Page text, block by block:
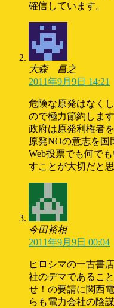
確信しています。
大森 昌之
2011年9月9日 14:21
危険な原発はなく
ので極力節約します
政府は原発利権者
原発NOの意志を国
Web投票でも何で
すことが大切だと思
今田裕相
2011年9月9日 00:04
ヒロシマの一古書
社のデマであるこ
せ！の要請に関西
らも電力会社の陰